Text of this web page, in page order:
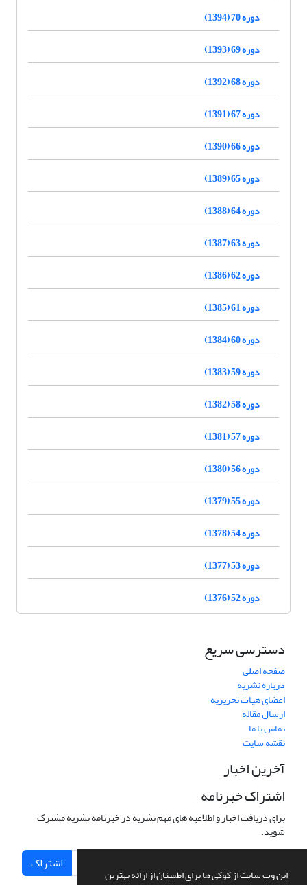
این وب سایت از کوکی ها برای اطمینان از ارائه بهترین
دوره 70 (1394)
دوره 69 (1393)
دوره 68 (1392)
دوره 67 (1391)
دوره 66 (1390)
دوره 65 (1389)
دوره 64 (1388)
دوره 63 (1387)
دوره 62 (1386)
دوره 61 (1385)
دوره 60 (1384)
دوره 59 (1383)
دوره 58 (1382)
دوره 57 (1381)
دوره 56 (1380)
دوره 55 (1379)
دوره 54 (1378)
دوره 53 (1377)
دوره 52 (1376)
دسترسی سریع
صفحه اصلی
درباره نشریه
اعضای هیات تحریریه
ارسال مقاله
تماس با ما
نقشه سایت
آخرین اخبار
اشتراک خبرنامه
برای دریافت اخبار و اطلاعیه های مهم نشریه در خبرنامه نشریه مشترک
شوید.
اشتراک